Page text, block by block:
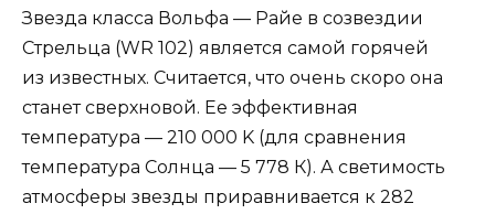
Звезда класса Вольфа — Райе в созвездии
Стрельца (WR 102) является самой горячей
из известных. Считается, что очень скоро она
станет сверхновой. Ее эффективная
температура — 210 000 K (для сравнения
температура Солнца — 5 778 К). А светимость
атмосферы звезды приравнивается к 282